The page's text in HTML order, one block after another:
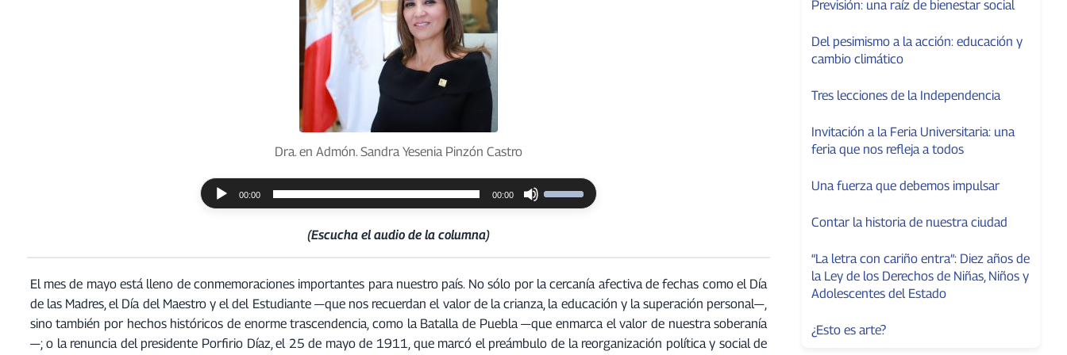
Dra. en Admón. Sandra Yesenia Pinzón Castro
d
u
c
t
00:00 00:00
U
l
i
z
a
l
(Escucha el audio de la columna)
El mes de mayo está lleno de conmemoraciones importantes para nuestro país. No sólo por la cercanía afectiva de fechas como el Día
de las Madres, el Día del Maestro y el del Estudiante —que nos recuerdan el valor de la crianza, la educación y la superación personal—,
sino también por hechos históricos de enorme trascendencia, como la Batalla de Puebla —que enmarca el valor de nuestra soberanía
—; o la renuncia del presidente Porfirio Díaz, el 25 de mayo de 1911, que marcó el preámbulo de la reorganización política y social de
Previsión: una raíz de bienestar social
Del pesimismo a la acción: educación y
cambio climático
Tres lecciones de la Independencia
Invitación a la Feria Universitaria: una
feria que nos refleja a todos
Una fuerza que debemos impulsar
Contar la historia de nuestra ciudad
“La letra con cariño entra”: Diez años de
la Ley de los Derechos de Niñas, Niños y
Adolescentes del Estado
¿Esto es arte?